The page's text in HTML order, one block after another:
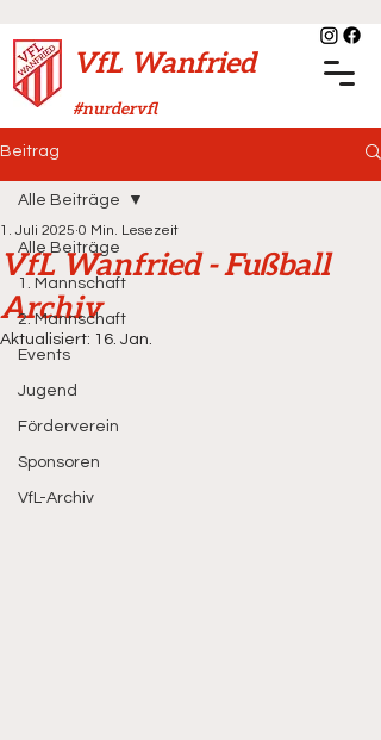
VfL Wanfried
#nurdervfl
Beitrag
Alle Beiträge
1. Mannschaft
2. Mannschaft
Events
Jugend
Förderverein
Sponsoren
VfL-Archiv
Alle Beiträge
VfL Wanfried - Fußball
Archiv
1. Juli 2025 0 Min. Lesezeit
Aktualisiert: 16. Jan.